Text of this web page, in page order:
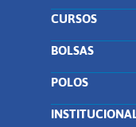
CURSOS
BOLSAS
POLOS